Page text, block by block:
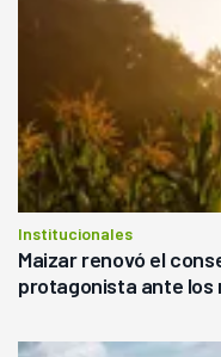
Institucionales
Maizar renovó el
protagonista ante los